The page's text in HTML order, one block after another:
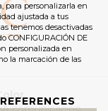
para personalizarla en
ajustada a tus
tenemos desactivadas
CONFIGURACIÓN DE
personalizada en
la marcación de las